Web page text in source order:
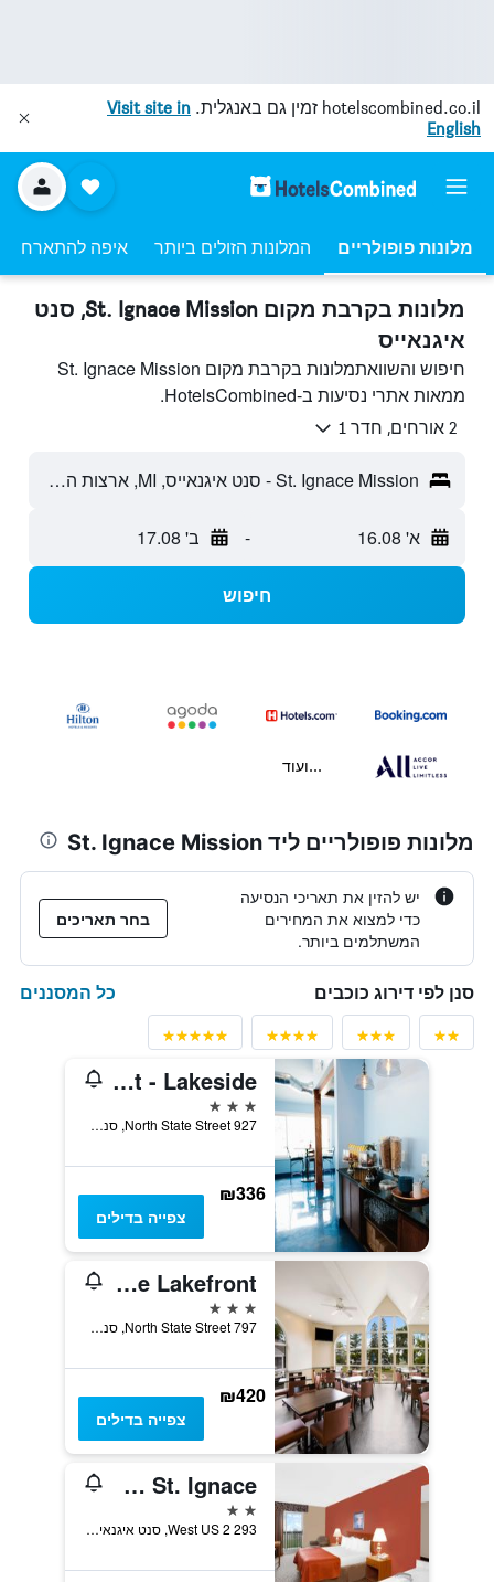
hotelscombined.co.il זמין גם באנגלית. Visit site in
English
מלונות פופולריים המלונות הזולים ביותר איפה להתארח
מלונות בקרבת מקום St. Ignace Mission, סנט
איגנאייס
חיפוש והשוואתמלונות בקרבת מקום St. Ignace Mission
ממאות אתרי נסיעות ב-HotelsCombined.
2 אורחים, חדר 1
St. Ignace Mission - סנט איגנאייס, MI, ארצות הברית
א' 16.08 - ב' 17.08
חיפוש
...ועוד
מלונות פופולריים ליד St. Ignace Mission
יש להזין את תאריכי הנסיעה
כדי למצוא את המחירים
המשתלמים ביותר.
בחר תאריכים
סנן לפי דירוג כוכבים כל המסננים
Breakers Resort - Lakeside
3 כוכבים
927 North State Street, סנט איגנאייס, MI, ארצות הברית
₪336
צפייה בדילים
Best Western Harbour Pointe Lakefront
3 כוכבים
797 North State Street, סנט איגנאייס, MI, ארצות הברית
₪420
צפייה בדילים
Super 8 by Wyndham St. Ignace
2 כוכבים
293 West US 2, סנט איגנאייס, MI, ארצות הברית